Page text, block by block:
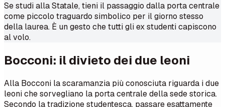
Se studi alla Statale, tieni il passaggio dalla porta centrale
come piccolo traguardo simbolico per il giorno stesso
della laurea. È un gesto che tutti gli ex studenti capiscono
al volo.
Bocconi: il divieto dei due leoni
Alla Bocconi la scaramanzia più conosciuta riguarda i due
leoni che sorvegliano la porta centrale della sede storica.
Secondo la tradizione studentesca, passare esattamente